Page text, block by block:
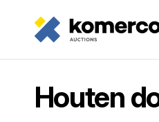
Houten